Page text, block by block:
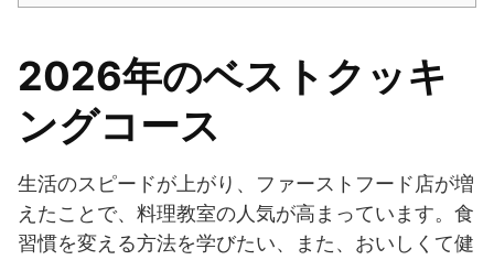
2026年のベストクッキ
ングコース
生活のスピードが上がり、ファーストフード店が増
えたことで、料理教室の人気が高まっています。食
習慣を変える方法を学びたい、また、おいしくて健